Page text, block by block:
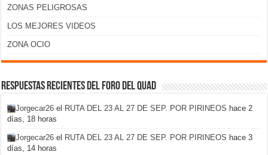
ZONAS PELIGROSAS
LOS MEJORES VIDEOS
ZONA OCIO
Respuestas recientes del foro del Quad
Jorgecar26 el RUTA DEL 23 AL 27 DE SEP. POR PIRINEOS hace 2
días, 18 horas
Jorgecar26 el RUTA DEL 23 AL 27 DE SEP. POR PIRINEOS hace 3
días, 14 horas